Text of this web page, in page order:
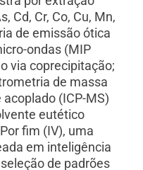
Cd, Cr, Co, Cu, Mn,
de emissão ótica
ondas (MIP
via coprecipitação;
de massa
(ICP-MS)
eutético
fim (IV), uma
em inteligência
de padrões